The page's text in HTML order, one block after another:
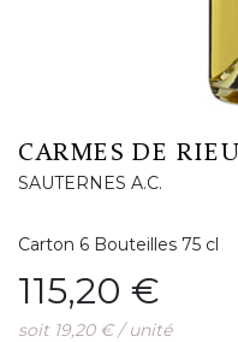
CARMES DE
SAUTERNES A.C.
Carton 6 Bouteilles 75 cl
Prix
115,20 €
soit 19,20 € / unité